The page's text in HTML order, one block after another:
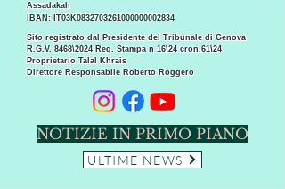
Sito registrato dal Presidente del Tribunale di Genova
R.G.V. 8468\2024 Reg. Stampa n 16\24 cron.61\24 ​
Proprietario Talal Khrais
Direttore Responsabile Roberto Roggero
Assadakah
IBAN: IT03K0832703261000000002834
NOTIZIE IN PRIMO PIANO
ULTIME NEWS